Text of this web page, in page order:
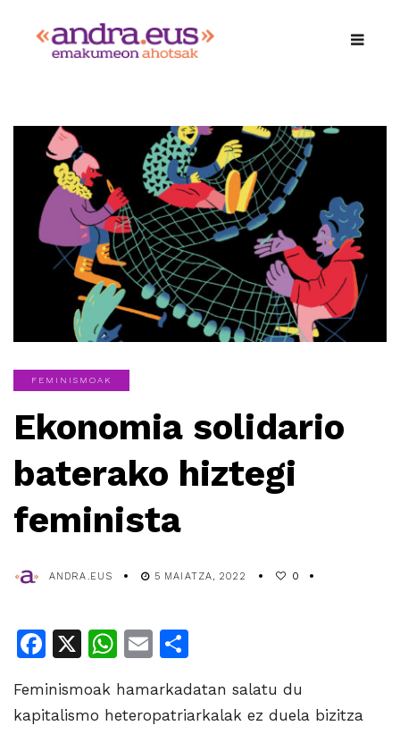
FEMINISMOAK
Ekonomia solidario
baterako hiztegi
feminista
ANDRA.EUS 5 MAIATZA, 2022 0
Facebook
X WhatsApp
Email
Feminismoak hamarkadatan salatu du
kapitalismo heteropatriarkalak ez duela bizitza